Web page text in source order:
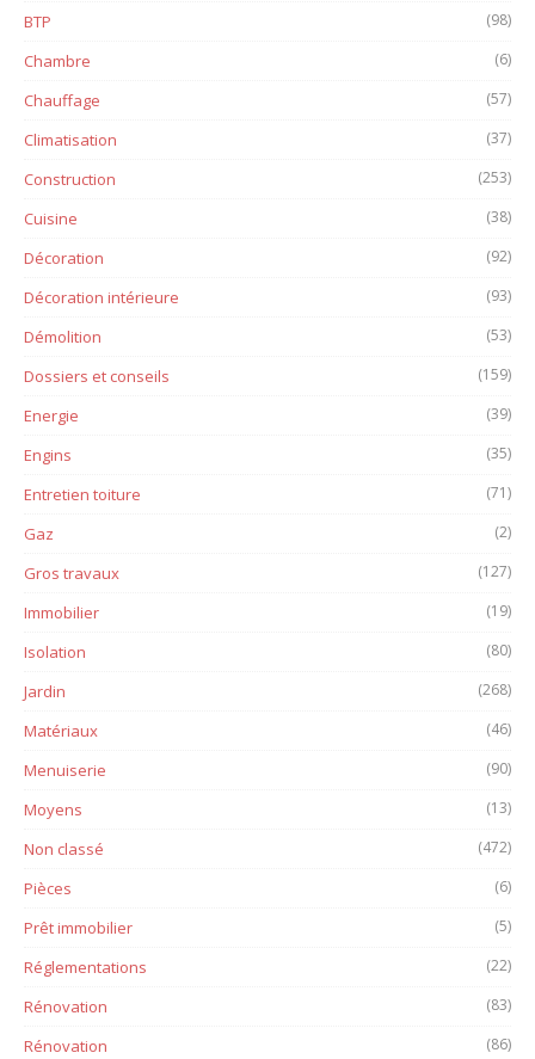
BTP (98)
Chambre (6)
Chauffage (57)
Climatisation (37)
Construction (253)
Cuisine (38)
Décoration (92)
Décoration intérieure (93)
Démolition (53)
Dossiers et conseils (159)
Energie (39)
Engins (35)
Entretien toiture (71)
Gaz (2)
Gros travaux (127)
Immobilier (19)
Isolation (80)
Jardin (268)
Matériaux (46)
Menuiserie (90)
Moyens (13)
Non classé (472)
Pièces (6)
Prêt immobilier (5)
Réglementations (22)
Rénovation (83)
Rénovation (86)